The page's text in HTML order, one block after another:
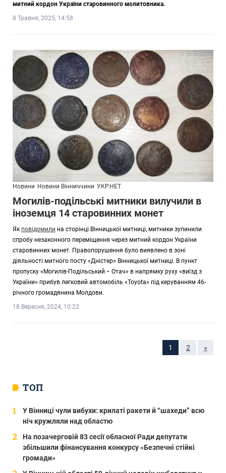
митний кордон України старовинного молитовника.
8 Травня, 2025, 14:58
Новини Новини Вінниччини УКР.НЕТ
Могилів-подільські митники вилучили в
іноземця 14 старовинних монет
Як повідомили на сторінці Вінницької митниці, митники зупинили
спробу незаконного переміщення через митний кордон України
старовинних монет. Правопорушення було виявлено в зоні
діяльності митного посту «Дністер» Вінницької митниці. В пункт
пропуску «Могилів-Подільський − Отач» в напрямку руху «виїзд з
України» прибув легковий автомобіль «Toyota» під керуванням 46-
річного громадянина Молдови.
18 Вересня, 2024, 10:22
1 2 »
ТОП
У Вінниці чули вибухи: крилаті ракети й “шахеди” всю
ніч кружляли над областю
На позачерговій 83 сесії обласної Ради депутати
збільшили фінансування конкурсу «Безпечні стійкі
громади»